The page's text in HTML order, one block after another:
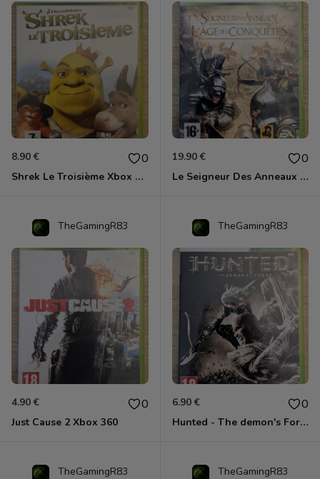
8.90 € 0
Shrek Le Troisième Xbox 360
19.90 € 0
Le Seigneur Des Anneaux - L'âge Des Conquêtes Xbox 360
TheGamingR83
4.90 € 0
Just Cause 2 Xbox 360
TheGamingR83
6.90 € 0
Hunted - The demon's Forge Xbox 360 (Complet CIB)
TheGamingR83 TheGamingR83